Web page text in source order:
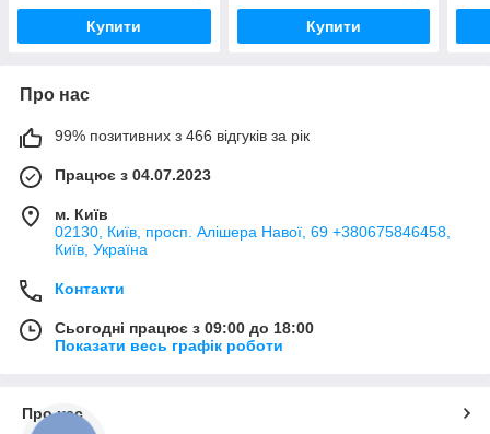
Купити Купити
Про нас
99% позитивних з 466 відгуків за рік
Працює з 04.07.2023
м. Київ
02130, Київ, просп. Алішера Навої, 69 +380675846458,
Київ, Україна
Контакти
Сьогодні працює з 09:00 до 18:00
Показати весь графік роботи
Про нас